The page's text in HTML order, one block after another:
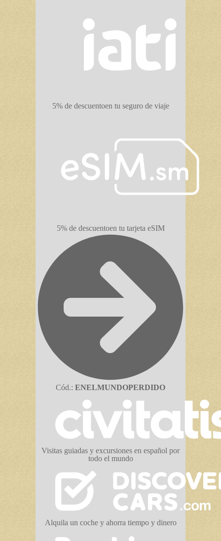
5% de descuentoen tu seguro de viaje
5% de descuentoen tu tarjeta eSIM
Cód.: ENELMUNDOPERDIDO
Visitas guiadas y excursiones en español por
todo el mundo
Alquila un coche y ahorra tiempo y dinero